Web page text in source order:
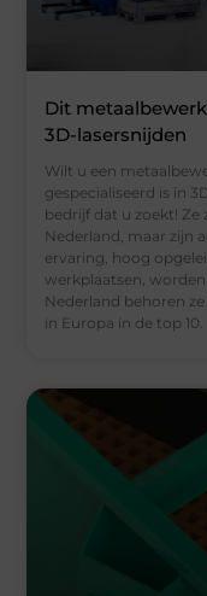
Dit
3D-lasersnijden
Wilt u een
gespecialiseerd is in
bedrijf dat u zoekt!
Nederland, maar zijn
ervaring, hoog
werkplaatsen,
Nederland behoren
in Europa in de top 10.